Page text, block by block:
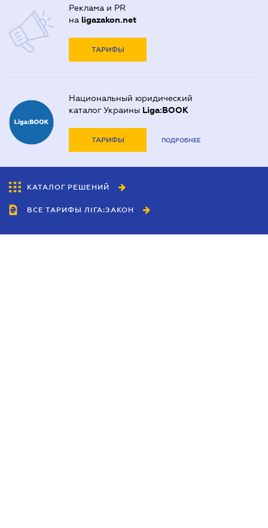
Реклама и PR
на ligazakon.net
ТАРИФЫ
Национальный юридический
каталог Украины Liga:BOOK
ТАРИФЫ ПОДРОБНЕЕ
КАТАЛОГ РЕШЕНИЙ
ВСЕ ТАРИФЫ ЛІГА:ЗАКОН